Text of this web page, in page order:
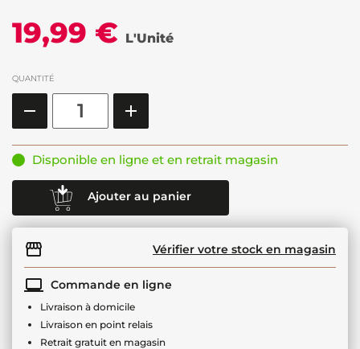
19,99 € L'Unité
QUANTITÉ
Disponible en ligne et en retrait magasin
Ajouter au panier
Vérifier votre stock en magasin
Commande en ligne
Livraison à domicile
Livraison en point relais
Retrait gratuit en magasin